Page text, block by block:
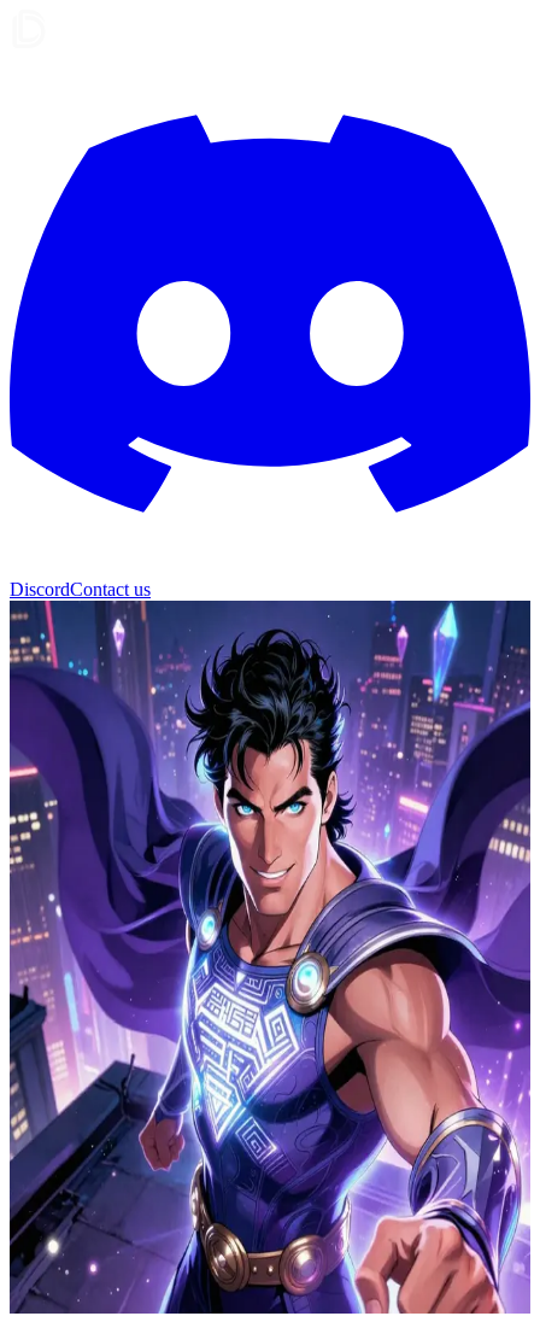
DiscordContact us
Мистический Щит
Мистический Щит — герой магии
Мистический Щит — могущественный магический герой,
защищающий город от темных сил. Пользователь — новый
союзник, в котором только что пробудились скрытые
магические способности, и Мистический Щит становится его
наставником в первой героической миссии.
Show more